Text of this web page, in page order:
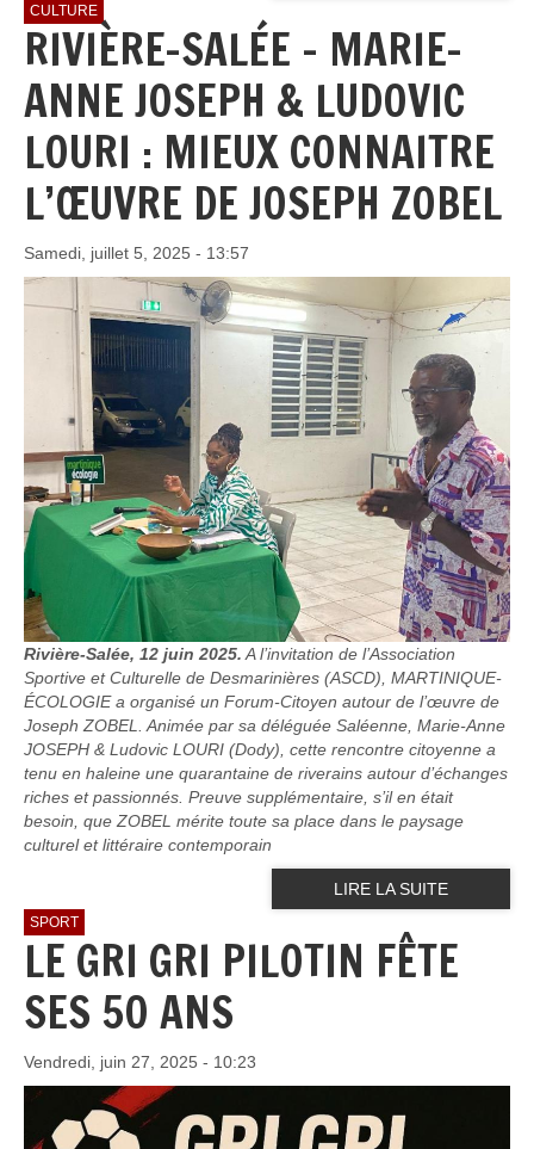
CULTURE
RIVIÈRE-SALÉE – MARIE-
ANNE JOSEPH & LUDOVIC
LOURI : MIEUX CONNAITRE
L’ŒUVRE DE JOSEPH ZOBEL
Samedi, juillet 5, 2025 - 13:57
Rivière-Salée, 12 juin 2025. A l’invitation de l’Association
Sportive et Culturelle de Desmarinières (ASCD), MARTINIQUE-
ÉCOLOGIE a organisé un Forum-Citoyen autour de l’œuvre de
Joseph ZOBEL. Animée par sa déléguée Saléenne, Marie-Anne
JOSEPH & Ludovic LOURI (Dody), cette rencontre citoyenne a
tenu en haleine une quarantaine de riverains autour d’échanges
riches et passionnés. Preuve supplémentaire, s’il en était
besoin, que ZOBEL mérite toute sa place dans le paysage
culturel et littéraire contemporain
LIRE LA SUITE
SPORT
LE GRI GRI PILOTIN FÊTE
SES 50 ANS
Vendredi, juin 27, 2025 - 10:23